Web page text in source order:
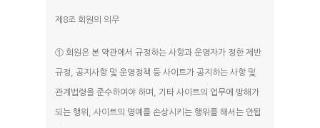
제8조 회원의 의무
① 회원은 본 약관에서 규정하는 사항과 운영자가 정한 제반
규정, 공지사항 및 운영정책 등 사이트가 공지하는 사항 및
관계법령을 준수하여야 하며, 기타 사이트의 업무에 방해가
되는 행위, 사이트의 명예를 손상시키는 행위를 해서는 안됩